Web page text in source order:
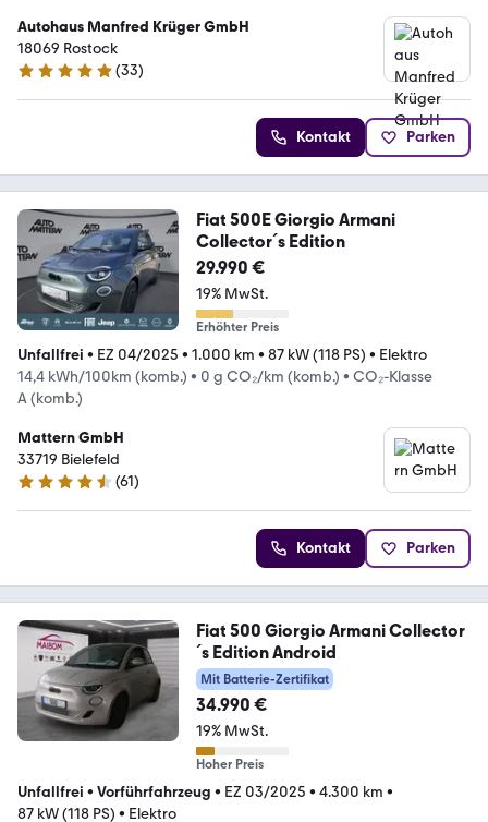
Autohaus Manfred Krüger GmbH
18069 Rostock
4.9 Sterne
(33)
Kontakt Parken
Fiat 500E Giorgio Armani
Collector´s Edition
29.990 €
19% MwSt.
Erhöhter Preis
Unfallfrei • EZ 04/2025 • 1.000 km • 87 kW (118 PS) • Elektro
14,4 kWh/100km (komb.) • 0 g CO₂/km (komb.) • CO₂-Klasse
A (komb.)
Mattern GmbH
33719 Bielefeld
4.4 Sterne
(61)
Kontakt Parken
Fiat 500 Giorgio Armani Collector
´s Edition Android
Mit Batterie-Zertifikat
34.990 €
19% MwSt.
Hoher Preis
Unfallfrei • Vorführfahrzeug • EZ 03/2025 • 4.300 km •
87 kW (118 PS) • Elektro